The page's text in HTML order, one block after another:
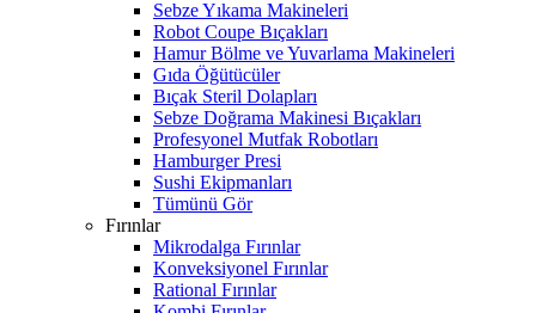
Sebze Yıkama Makineleri
Robot Coupe Bıçakları
Hamur Bölme ve Yuvarlama Makineleri
Gıda Öğütücüler
Bıçak Steril Dolapları
Sebze Doğrama Makinesi Bıçakları
Profesyonel Mutfak Robotları
Hamburger Presi
Sushi Ekipmanları
Tümünü Gör
Fırınlar
Mikrodalga Fırınlar
Konveksiyonel Fırınlar
Rational Fırınlar